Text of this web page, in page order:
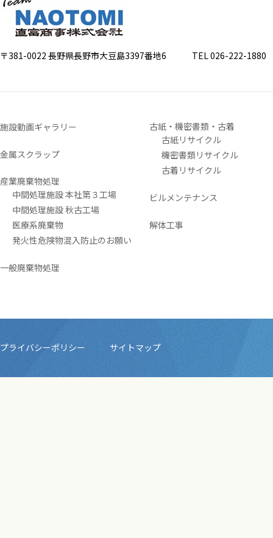
〒381-0022 長野県長野市大豆島3397番地6 TEL 026-222-1880
施設動画ギャラリー
金属スクラップ
産業廃棄物処理
中間処理施設 本社第３工場
中間処理施設 秋古工場
医療系廃棄物
発火性危険物混入防止のお願い
一般廃棄物処理
古紙・機密書類・古着
古紙リサイクル
機密書類リサイクル
古着リサイクル
ビルメンテナンス
解体工事
プライバシーポリシー サイトマップ